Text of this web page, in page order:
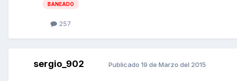
BANEADO
257
sergio_902 Publicado 19 de Marzo del 2015